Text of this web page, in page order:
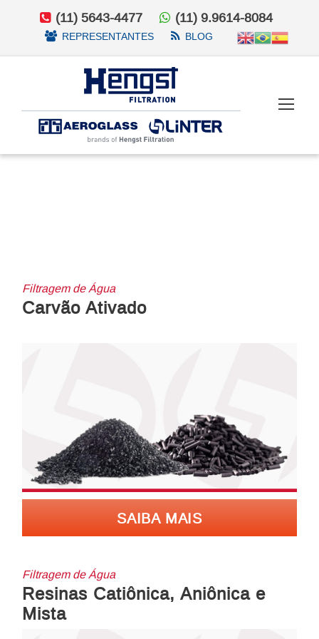
(11) 5643-4477 (11) 9.9614-8084
REPRESENTANTES BLOG
Filtragem de Água
Carvão Ativado
SAIBA MAIS
Filtragem de Água
Resinas Catiônica, Aniônica e
Mista